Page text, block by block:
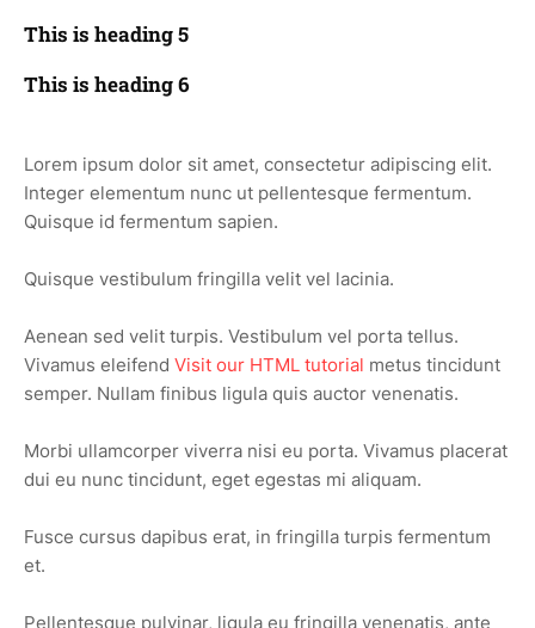
This is heading 5
This is heading 6
Lorem ipsum dolor sit amet, consectetur adipiscing elit.
Integer elementum nunc ut pellentesque fermentum.
Quisque id fermentum sapien.
Quisque vestibulum fringilla velit vel lacinia.
Aenean sed velit turpis. Vestibulum vel porta tellus.
Vivamus eleifend Visit our HTML tutorial metus tincidunt
semper. Nullam finibus ligula quis auctor venenatis.
Morbi ullamcorper viverra nisi eu porta. Vivamus placerat
dui eu nunc tincidunt, eget egestas mi aliquam.
Fusce cursus dapibus erat, in fringilla turpis fermentum
et.
Pellentesque pulvinar, ligula eu fringilla venenatis, ante